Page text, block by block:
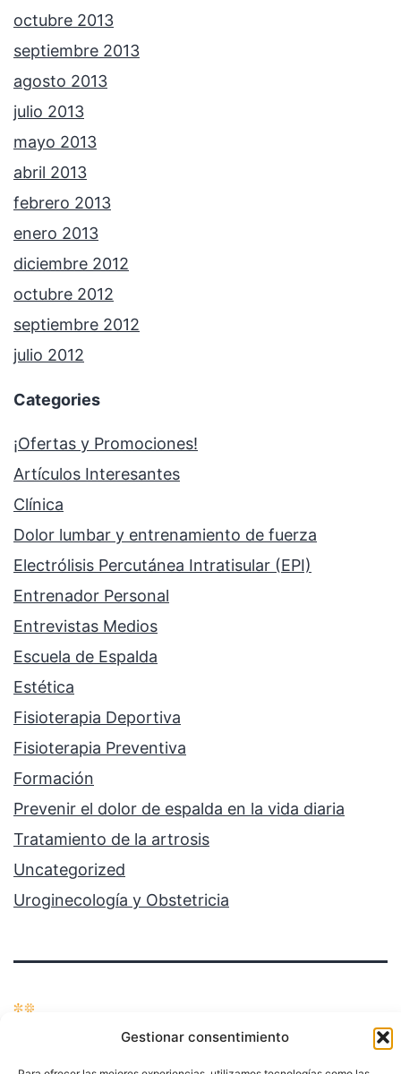
Gestionar consentimiento
octubre 2013
septiembre 2013
agosto 2013
julio 2013
mayo 2013
abril 2013
febrero 2013
enero 2013
diciembre 2012
octubre 2012
septiembre 2012
julio 2012
Categories
¡Ofertas y Promociones!
Artículos Interesantes
Clínica
Dolor lumbar y entrenamiento de fuerza
Electrólisis Percutánea Intratisular (EPI)
Entrenador Personal
Entrevistas Medios
Escuela de Espalda
Estética
Fisioterapia Deportiva
Fisioterapia Preventiva
Formación
Prevenir el dolor de espalda en la vida diaria
Tratamiento de la artrosis
Uncategorized
Uroginecología y Obstetricia
Política de privacidad